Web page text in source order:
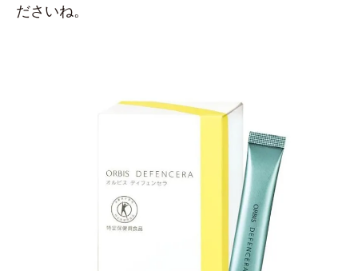
ださいね。